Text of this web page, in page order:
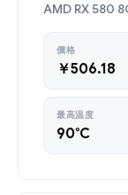
AMD RX 580
價格
￥506.18
最高温度
90°C